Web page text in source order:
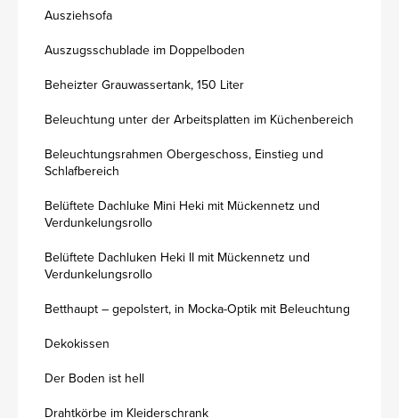
Ausziehsofa
Auszugsschublade im Doppelboden
Beheizter Grauwassertank, 150 Liter
Beleuchtung unter der Arbeitsplatten im Küchenbereich
Beleuchtungsrahmen Obergeschoss, Einstieg und
Schlafbereich
Belüftete Dachluke Mini Heki mit Mückennetz und
Verdunkelungsrollo
Belüftete Dachluken Heki II mit Mückennetz und
Verdunkelungsrollo
Betthaupt – gepolstert, in Mocka-Optik mit Beleuchtung
Dekokissen
Der Boden ist hell
Drahtkörbe im Kleiderschrank